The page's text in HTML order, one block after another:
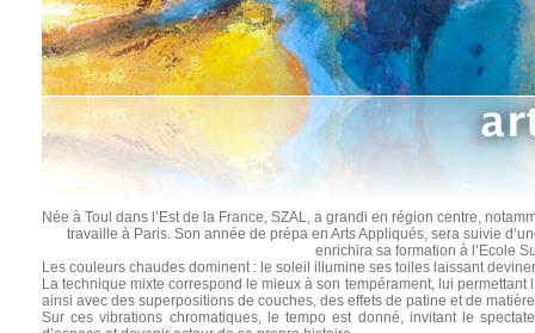
Née à Toul dans l’Est de la France, SZAL, a grandi en région centre,
travaille à Paris. Son année de prépa en Arts Appliqués, sera suivie
enrichira sa formation à l’Ecole
Les couleurs chaudes dominent : le soleil illumine ses toiles laissant
La technique mixte correspond le mieux à son tempérament, lui permettant
ainsi avec des superpositions de couches, des effets de patine et de
Sur ces vibrations chromatiques, le tempo est donné, invitant le